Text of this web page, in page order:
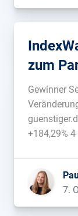
Crawler
zum
Gewinner
+184,29%
+85,49% 9
fossil.de7.